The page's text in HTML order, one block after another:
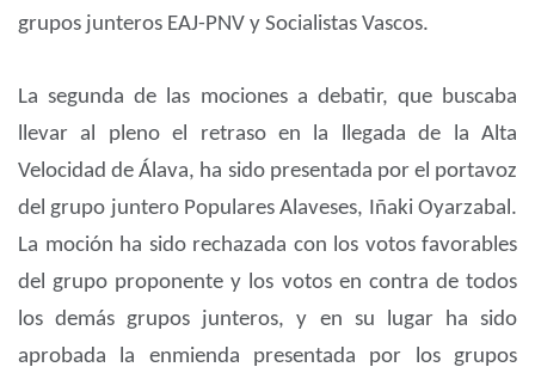
grupos junteros EAJ-PNV y Socialistas Vascos.
La segunda de las mociones a debatir, que buscaba
llevar al pleno el retraso en la llegada de la Alta
Velocidad de Álava, ha sido presentada por el portavoz
del grupo juntero Populares Alaveses, Iñaki Oyarzabal.
La moción ha sido rechazada con los votos favorables
del grupo proponente y los votos en contra de todos
los demás grupos junteros, y en su lugar ha sido
aprobada la enmienda presentada por los grupos